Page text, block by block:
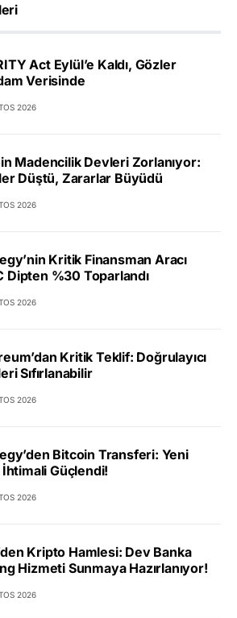
Act Eylül’e Kaldı, Gözler
Verisinde
2026
Madencilik Devleri Zorlanıyor:
Düştü, Zararlar Büyüdü
2026
Kritik Finansman Aracı
Dipten %30 Toparlandı
2026
Kritik Teklif: Doğrulayıcı
Sıfırlanabilir
2026
Bitcoin Transferi: Yeni
İhtimali Güçlendi!
2026
Kripto Hamlesi: Dev Banka
Hizmeti Sunmaya Hazırlanıyor!
2026